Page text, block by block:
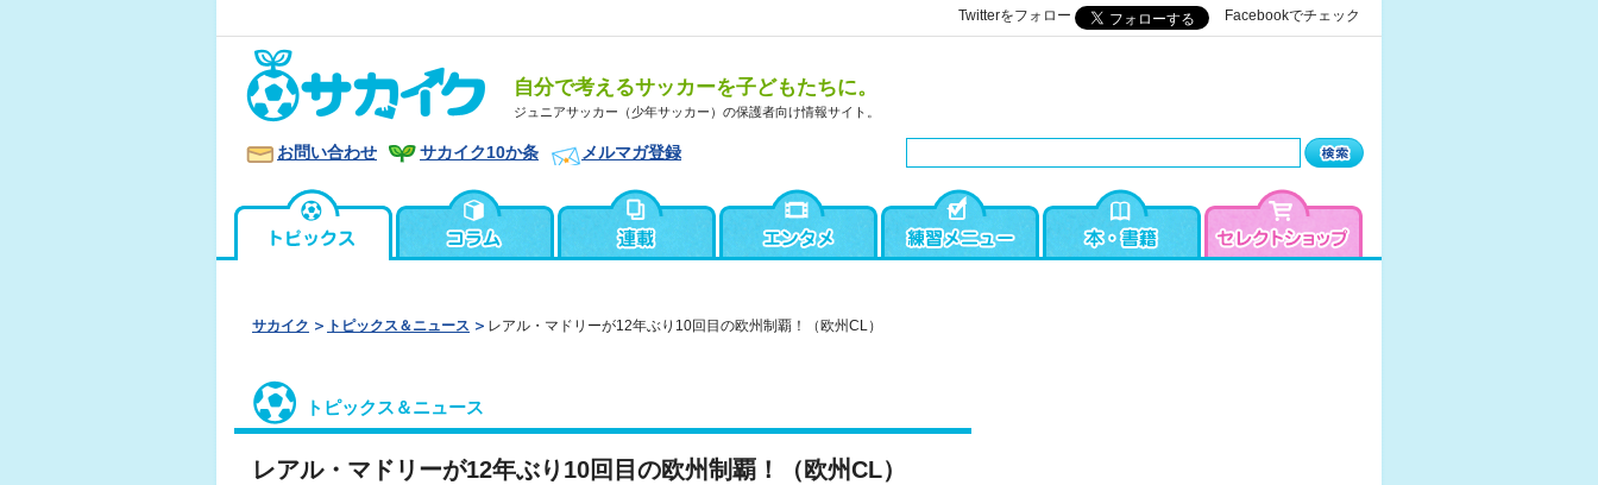
Twitterをフォロー Facebookでチェック
自分で考えるサッカーを子どもたちに。
ジュニアサッカー（少年サッカー）の保護者向け情報サイト。
お問い合わせ サカイク10か条 メルマガ登録
サカイク トピックス＆ニュース レアル・マドリーが12年ぶり10回目の欧州制覇！（欧州CL）
トピックス＆ニュース
レアル・マドリーが12年ぶり10回目の欧州制覇！（欧州CL）